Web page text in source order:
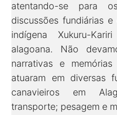
atentando-se para
discussões fundiárias
indígena Xukuru-
alagoana. Não
narrativas e
atuaram em diversas
canavieiros em
transporte; pesagem e